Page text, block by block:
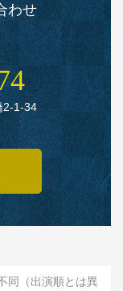
わせ
同（出演順とは異